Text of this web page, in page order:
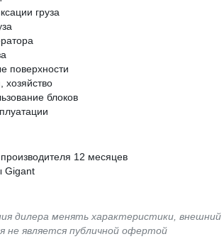
груза
поверхности
хозяйство
блоков
12 месяцев
Gigant
дилера менять характеристики,
не является публичной офертой